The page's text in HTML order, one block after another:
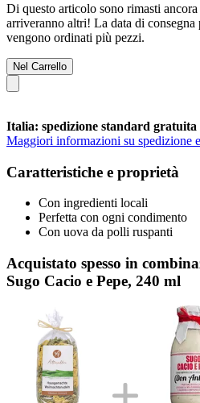
Di questo articolo sono rimasti
arriveranno altri! La data di consegna
vengono ordinati più pezzi.
Nel Carrello
Italia: spedizione standard gratuita
Maggiori informazioni su spedizione
Caratteristiche e proprietà
Con ingredienti locali
Perfetta con ogni condimento
Con uova da polli ruspanti
Acquistato spesso in
Sugo Cacio e Pepe, 240 ml